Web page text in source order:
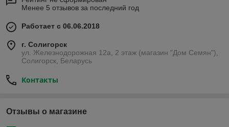
Менее 5 отзывов за последний год
Работает с 06.06.2018
г. Солигорск
ул. Железнодорожная 12а, 2 этаж (магазин "Дом Семян"),
Солигорск, Беларусь
Контакты
Отзывы о магазине